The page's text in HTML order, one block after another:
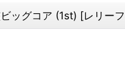
ビッグコア (1st) [レリー